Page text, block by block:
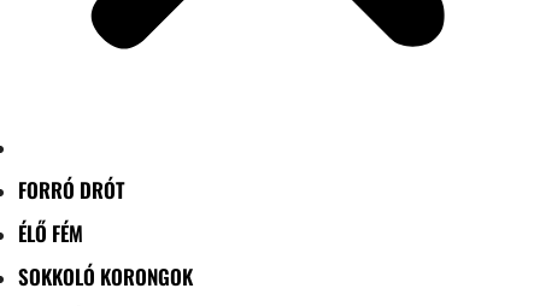
FORRÓ DRÓT
ÉLŐ FÉM
SOKKOLÓ KORONGOK